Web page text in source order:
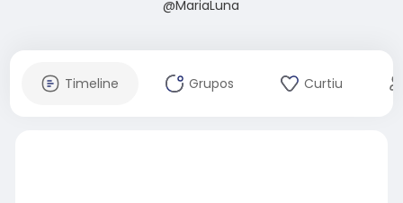
@MariaLuna
Timeline Grupos Curtiu